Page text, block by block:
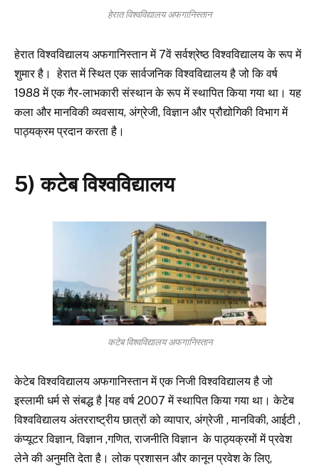
हेरात विश्वविद्यालय अफगानिस्तान
हेरात विश्वविद्यालय अफगानिस्तान में 7वें सर्वश्रेष्ठ विश्वविद्यालय के रूप में
शुमार है। हेरात में स्थित एक सार्वजनिक विश्वविद्यालय है जो कि वर्ष
1988 में एक गैर-लाभकारी संस्थान के रूप में स्थापित किया गया था। यह
कला और मानविकी व्यवसाय, अंग्रेजी, विज्ञान और प्रौद्योगिकी विभाग में
पाठ्यक्रम प्रदान करता है।
5) कटेब विश्वविद्यालय
कटेब विश्वविद्यालय अफगानिस्तान
केटेब विश्वविद्यालय अफगानिस्तान में एक निजी विश्वविद्यालय है जो
इस्लामी धर्म से संबद्ध है |यह वर्ष 2007 में स्थापित किया गया था। केटेब
विश्वविद्यालय अंतरराष्ट्रीय छात्रों को व्यापार, अंग्रेजी , मानविकी, आईटी ,
कंप्यूटर विज्ञान, विज्ञान ,गणित, राजनीति विज्ञान के पाठ्यक्रमों में प्रवेश
लेने की अनुमति देता है। लोक प्रशासन और कानून प्रवेश के लिए,